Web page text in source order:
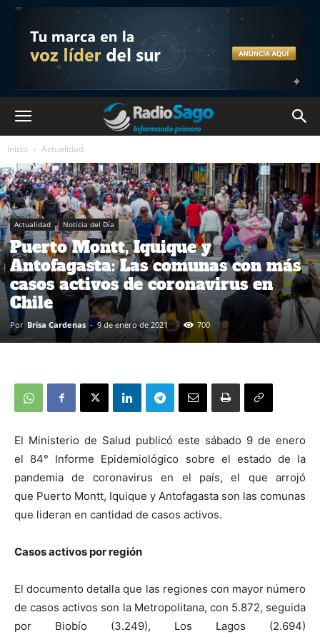
Inicio Actualidad
Actualidad Noticia del Día
Puerto Montt, Iquique y
Antofagasta: Las comunas con más
casos activos de coronavirus en
Chile
Por Brisa Cardenas - 9 de enero de 2021 700
El Ministerio de Salud publicó este sábado 9 de enero
el 84° Informe Epidemiológico sobre el estado de la
pandemia de coronavirus en el país, el que arrojó
que Puerto Montt, Iquique y Antofagasta son las comunas
que lideran en cantidad de casos activos.
Casos activos por región
El documento detalla que las regiones con mayor número
de casos activos son la Metropolitana, con 5.872, seguida
por Biobío (3.249), Los Lagos (2.694)